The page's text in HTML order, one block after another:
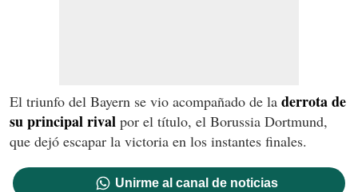
El triunfo del Bayern se vio acompañado de la derrota de
su principal rival por el título, el Borussia Dortmund,
que dejó escapar la victoria en los instantes finales.
Unirme al canal de noticias